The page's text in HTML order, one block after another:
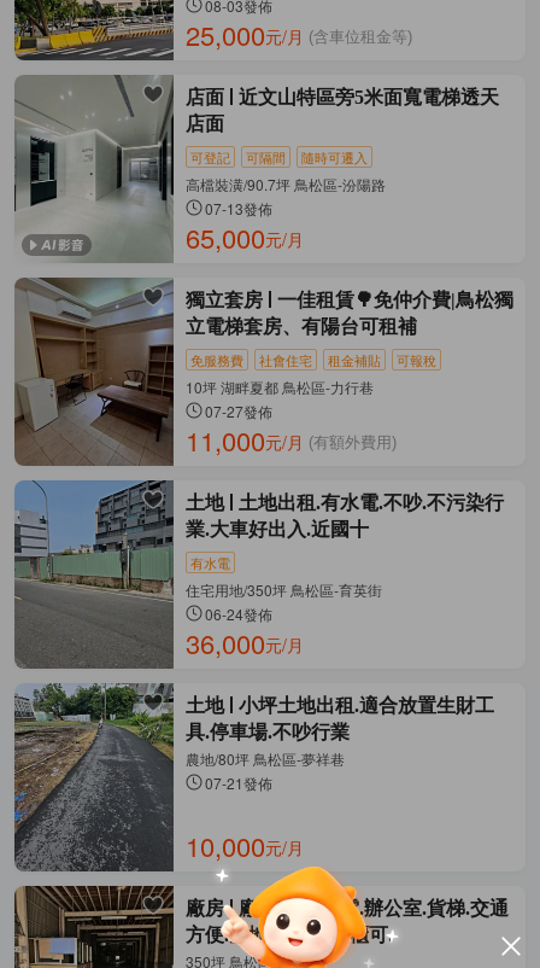
08-03發佈
25,000元/月 (含車位租金等)
店面
近文山特區旁5米面寬電梯透天
店面
可登記 可隔間 隨時可遷入
高檔裝潢/90.7坪 鳥松區-汾陽路
07-13發佈
65,000元/月
獨立套房
一佳租賃🌳免仲介費|鳥松獨
立電梯套房、有陽台可租補
免服務費 社會住宅 租金補貼 可報稅
10坪 湖畔夏都 鳥松區-力行巷
07-27發佈
11,000元/月 (有額外費用)
土地
土地出租.有水電.不吵.不污染行
業.大車好出入.近國十
有水電
住宅用地/350坪 鳥松區-育英街
06-24發佈
36,000元/月
土地
小坪土地出租.適合放置生財工
具.停車場.不吵行業
農地/80坪 鳥松區-夢祥巷
07-21發佈
10,000元/月
廠房
廠房出租.大電.辦公室.貨梯.交通
方便.空地好停車.貨櫃可.
350坪 鳥松區-中正路